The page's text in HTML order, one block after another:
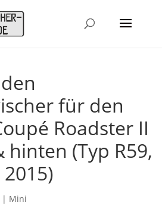
für den
Roadster II
(Typ R59,
2015)
| Mini